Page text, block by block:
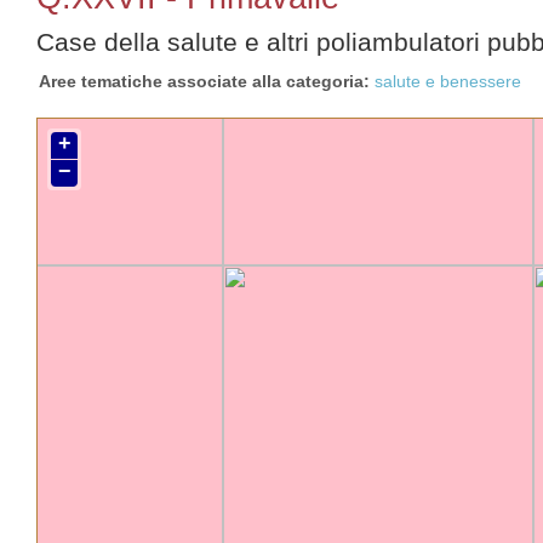
Case della salute e altri poliambulatori
Aree tematiche associate alla categoria salute e benessere
+
−